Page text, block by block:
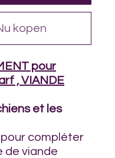
kopen
pour
, VIANDE
et les
compléter
de viande